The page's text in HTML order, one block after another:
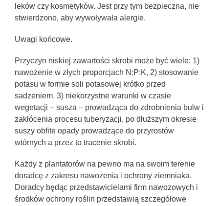
leków czy kosmetyków. Jest przy tym bezpieczna, nie
stwierdzono, aby wywoływała alergie.
Uwagi końcowe.
Przyczyn niskiej zawartości skrobi może być wiele: 1)
nawożenie w złych proporcjach N:P:K, 2) stosowanie
potasu w formie soli potasowej krótko przed
sadzeniem, 3) niekorzystne warunki w czasie
wegetacji – susza – prowadząca do zdrobnienia bulw i
zakłócenia procesu tuberyzacji, po dłuższym okresie
suszy obfite opady prowadzące do przyrostów
wtórnych a przez to tracenie skrobi.
Każdy z plantatorów na pewno ma na swoim terenie
doradcę z zakresu nawożenia i ochrony ziemniaka.
Doradcy będąc przedstawicielami firm nawozowych i
środków ochrony roślin przedstawią szczegółowe